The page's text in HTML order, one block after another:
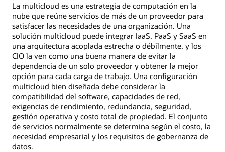
La multicloud es una estrategia de computación en la
nube que reúne servicios de más de un proveedor para
satisfacer las necesidades de una organización. Una
solución multicloud puede integrar IaaS, PaaS y SaaS en
una arquitectura acoplada estrecha o débilmente, y los
CIO la ven como una buena manera de evitar la
dependencia de un solo proveedor y obtener la mejor
opción para cada carga de trabajo. Una configuración
multicloud bien diseñada debe considerar la
compatibilidad del software, capacidades de red,
exigencias de rendimiento, redundancia, seguridad,
gestión operativa y costo total de propiedad. El conjunto
de servicios normalmente se determina según el costo, la
necesidad empresarial y los requisitos de gobernanza de
datos.